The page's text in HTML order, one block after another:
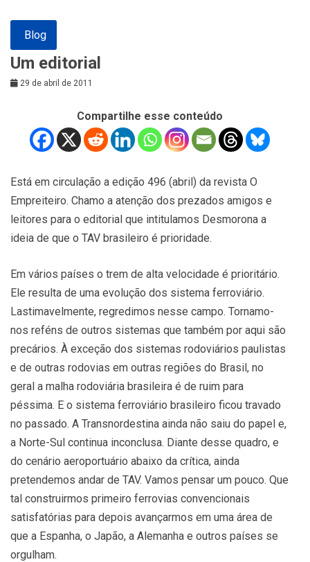
Blog
Um editorial
29 de abril de 2011
Compartilhe esse conteúdo
Está em circulação a edição 496 (abril) da revista O
Empreiteiro. Chamo a atenção dos prezados amigos e
leitores para o editorial que intitulamos Desmorona a
ideia de que o TAV brasileiro é prioridade.
Em vários países o trem de alta velocidade é prioritário.
Ele resulta de uma evolução dos sistema ferroviário.
Lastimavelmente, regredimos nesse campo. Tornamo-
nos reféns de outros sistemas que também por aqui são
precários. À exceção dos sistemas rodoviários paulistas
e de outras rodovias em outras regiões do Brasil, no
geral a malha rodoviária brasileira é de ruim para
péssima. E o sistema ferroviário brasileiro ficou travado
no passado. A Transnordestina ainda não saiu do papel e,
a Norte-Sul continua inconclusa. Diante desse quadro, e
do cenário aeroportuário abaixo da crítica, ainda
pretendemos andar de TAV. Vamos pensar um pouco. Que
tal construirmos primeiro ferrovias convencionais
satisfatórias para depois avançarmos em uma área de
que a Espanha, o Japão, a Alemanha e outros países se
orgulham.